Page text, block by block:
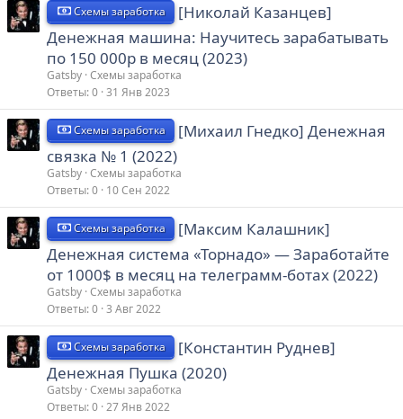
Схемы заработка
[Николай Казанцев]
Денежная машина: Научитесь зарабатывать
по 150 000р в месяц (2023)
Gatsby Схемы заработка
Ответы 0 31 Янв 2023
Схемы заработка
[Михаил Гнедко] Денежная
связка № 1 (2022)
Gatsby Схемы заработка
Ответы 0 10 Сен 2022
Схемы заработка
[Максим Калашник]
Денежная система «Торнадо» — Заработайте
от 1000$ в месяц на телеграмм-ботах (2022)
Gatsby Схемы заработка
Ответы 0 3 Авг 2022
Схемы заработка
[Константин Руднев]
Денежная Пушка (2020)
Gatsby Схемы заработка
Ответы 0 27 Янв 2022